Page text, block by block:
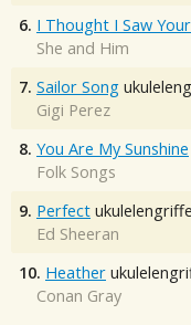
6. I Thought I Saw
She and Him
7. Sailor Song
Gigi Perez
8. You Are My Sunshine
Folk Songs
9. Perfect ukulelengriffe
Ed Sheeran
10. Heather
Conan Gray